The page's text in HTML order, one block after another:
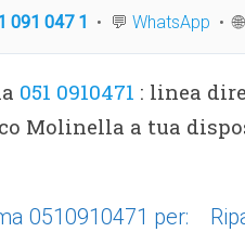
091 047 1 • 💬 WhatsApp • 🌐
051 0910471 : linea
Molinella a tua
0510910471 per: